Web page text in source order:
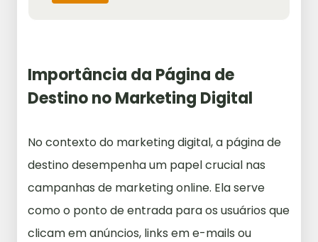
Importância da Página de
Destino no Marketing Digital
No contexto do marketing digital, a página de
destino desempenha um papel crucial nas
campanhas de marketing online. Ela serve
como o ponto de entrada para os usuários que
clicam em anúncios, links em e-mails ou